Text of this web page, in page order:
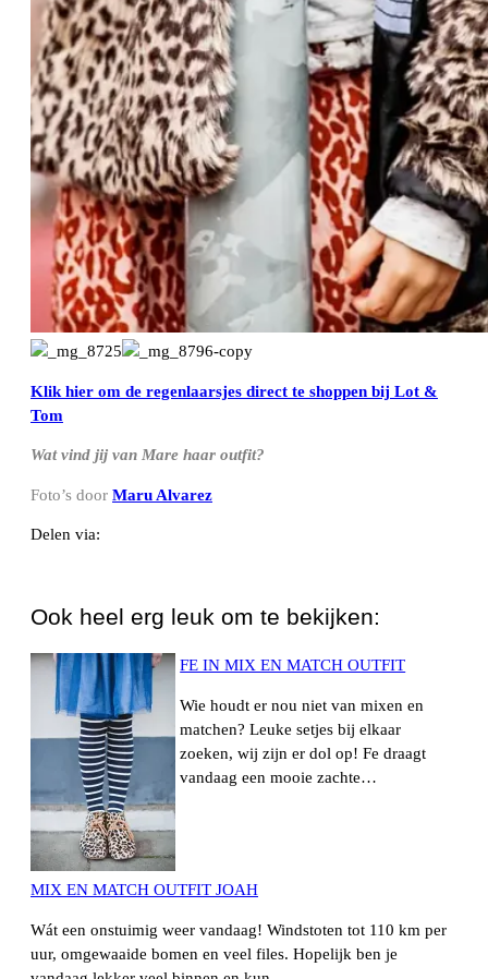
Klik hier om de regenlaarsjes direct te shoppen bij Lot &
Tom
Wat vind jij van Mare haar outfit?
Foto’s door Maru Alvarez
Delen via:
Ook heel erg leuk om te bekijken:
FE IN MIX EN MATCH OUTFIT
Wie houdt er nou niet van mixen en
matchen? Leuke setjes bij elkaar
zoeken, wij zijn er dol op! Fe draagt
vandaag een mooie zachte…
MIX EN MATCH OUTFIT JOAH
Wát een onstuimig weer vandaag! Windstoten tot 110 km per
uur, omgewaaide bomen en veel files. Hopelijk ben je